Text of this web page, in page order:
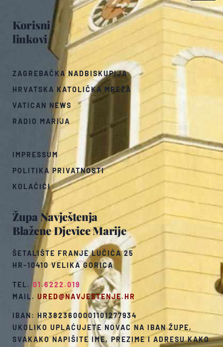
Župa Navještenja
Blažene Djevice Marije
ŠETALIŠTE FRANJE LUČIĆA 25
HR-10410 VELIKA GORICA
TEL.01.6222.019
MAIL. URED@NAVJESTENJE.HR
IBAN: HR3823600001101277934
UKOLIKO UPLAĆUJETE NOVAC NA IBAN ŽUPE,
SVAKAKO NAPIŠITE IME, PREZIME I ADRESU KAKO
Korisni
linkovi
ZAGREBAČKA NADBISKUPIJA
HRVATSKA KATOLIČKA MREŽA
VATICAN NEWS
RADIO MARIJA
IMPRESSUM
POLITIKA PRIVATNOSTI
KOLAČIĆI